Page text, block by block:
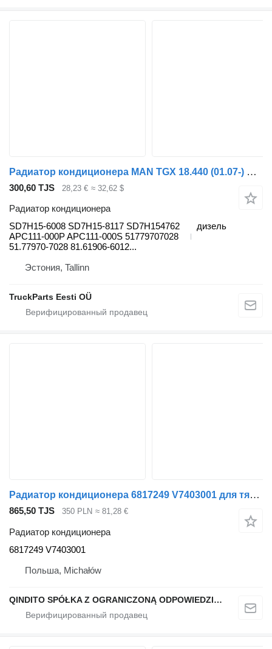
Радиатор кондиционера MAN TGX 18.440 (01.07-) SD7H15-6008 для тягача MAN TGL, TGM, TGS, TGX (2005-2021)
300,60 TJS 28,23 € ≈ 32,62 $
Радиатор кондиционера
SD7H15-6008 SD7H15-8117 SD7H154762
APC111-000P APC111-000S 51779707028
51.77970-7028 81.61906-6012...
дизель
Эстония, Tallinn
TruckParts Eesti OÜ
Радиатор кондиционера 6817249 V7403001 для тягача MAN TGA TGX
865,50 TJS 350 PLN ≈ 81,28 €
Радиатор кондиционера
6817249 V7403001
Польша, Michałów
QINDITO SPÓŁKA Z OGRANICZONĄ ODPOWIEDZIALNOŚCIĄ